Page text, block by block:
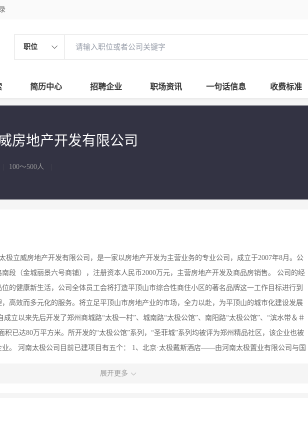
职位
简历中心 招聘企业 职场资讯 一句话信息 收费标准
房地产开发有限公司
100～500人
极立威房地产开发有限公司，是一家以房地产开发为主营业务的专业公司，成立于2007年8月。公
段（金城丽景六号商铺），注册资本人民币2000万元，主营房地产开发及商品房销售。 公司的经
的健康新生活，公司全体员工会将打造平顶山市综合性商住小区的著名品牌这一工作目标进行到
高效而多元化的服务。将立足平顶山市房地产业的市场，全力以赴，为平顶山的城市化建设发展
立以来先后开发了郑州商城路“太极一村”、城南路“太极公馆”、南阳路“太极公馆”、“滨水带＆＃
积已达80万平方米。所开发的“太极公馆”系列，“圣菲城”系列均被评为郑州精品社区，该企业也被
业。 河南太极公司目前已建项目有五个： 1、北京·太极戴斯酒店——由河南太极置业有限公司与国
天津·中国物联网产业示范核心区——位于天津海河工业区北部，总面积约230亩，其中津南大道北侧
南·太极盈滨半岛渡假村——以酒店式别墅群为主的渡假村项目，位于海口市澄迈县，占地面积：
展开更多